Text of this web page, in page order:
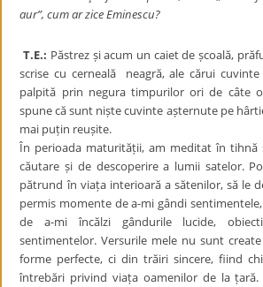
aur”, cum ar ziceEminescu?
T.E.: Păstrez și acum un caiet de școală,
scrise cu cerneală neagră, ale cărui
palpită prin negura timpurilor ori de câte
spune că sunt niște cuvinte așternute pe
mai puțin reușite.
În perioada maturității, am meditat în tihnă
căutare și de descoperire a lumii satelor.
pătrund în viața interioară a sătenilor, să le
permis momente de a-mi gândi
de a-mi încălzi gândurile lucide,
sentimentelor. Versurile mele nu sunt
forme perfecte, ci din trăiri sincere, fiind
întrebări privind viața oamenilor de la